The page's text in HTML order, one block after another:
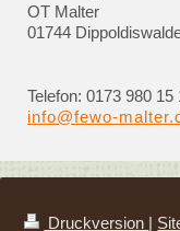
OT Malter
01744
Telefon: 0173 980 15
info@fewo-
Druckversion |